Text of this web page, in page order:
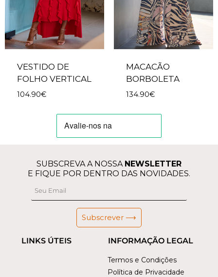
VESTIDO DE
FOLHO VERTICAL
104.90€
MACACÃO
BORBOLETA
134.90€
INFORMAÇÃO LEGAL
Termos e Condições
Política de Privacidade
LINKS ÚTEIS
SUBSCREVA A NOSSA NEWSLETTER
E FIQUE POR DENTRO DAS NOVIDADES.
Subscrever ⟶